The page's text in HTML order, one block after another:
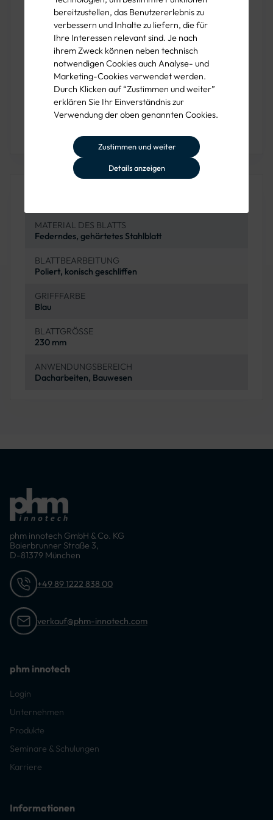
bereitzustellen, das Benutzererlebnis zu
verbessern und Inhalte zu liefern, die für
Ihre Interessen relevant sind. Je nach
ihrem Zweck können neben technisch
notwendigen Cookies auch Analyse- und
Marketing-Cookies verwendet werden.
Durch Klicken auf “Zustimmen und weiter”
erklären Sie Ihr Einverständnis zur
Verwendung der oben genannten Cookies.
Zustimmen und weiter
Details anzeigen
saubere und genaue Anwendung ermöglicht wird. Das
federnde Design bietet Flexibilität, die auch bei intensiven
Einsätzen Bestand hat.
Der ergonomische blaue Griff sorgt für einen bequemen
und sicheren Halt während der Arbeit. Mit einer
Blattgröße von 230 mm ist diese Kelle ideal für
professionelle Dachdecker und Bauhandwerker, die Wert
MATERIAL DES BLATTS
Federndes, gehärtetes Stahlblatt
BLATTBEARBEITUNG
Poliert, konisch geschliffen
GRIFFFARBE
Blau
BLATTGRÖSSE
230 mm
ANWENDUNGSBEREICH
Dacharbeiten, Bauwesen
phm innotech GmbH & Co. KG
Baierbrunner Straße 3,
D-81379 München
+49 89 1222 838 00
verkauf@phm-innotech.com
phm innotech
Login
Unternehmen
Produkte
Seminare & Schulungen
Karriere
Informationen